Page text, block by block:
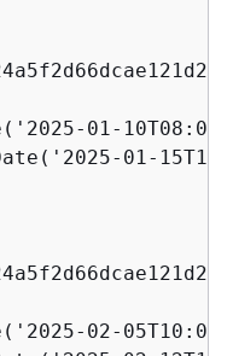
01-
01-
02-